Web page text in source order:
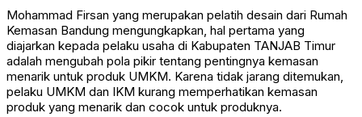
Mohammad Firsan yang merupakan pelatih desain dari Rumah
Kemasan Bandung mengungkapkan, hal pertama yang
diajarkan kepada pelaku usaha di Kabupaten TANJAB Timur
adalah mengubah pola pikir tentang pentingnya kemasan
menarik untuk produk UMKM. Karena tidak jarang ditemukan,
pelaku UMKM dan IKM kurang memperhatikan kemasan
produk yang menarik dan cocok untuk produknya.